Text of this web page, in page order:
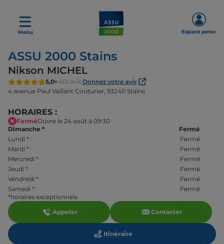
Menu Espace perso
ASSU 2000 Stains
Nikson MICHEL
5,0 401 avis Donnez votre avis
4 avenue Paul Vaillant Couturier, 93240 Stains
HORAIRES :
FerméOuvre le 24 août à 09:30
Dimanche *
Fermé
Lundi *
Fermé
Mardi *
Fermé
Mercredi *
Fermé
Jeudi *
Fermé
Vendredi *
Fermé
Samedi *
Fermé
*horaires exceptionnels
Appeler
Contacter
Itinéraire